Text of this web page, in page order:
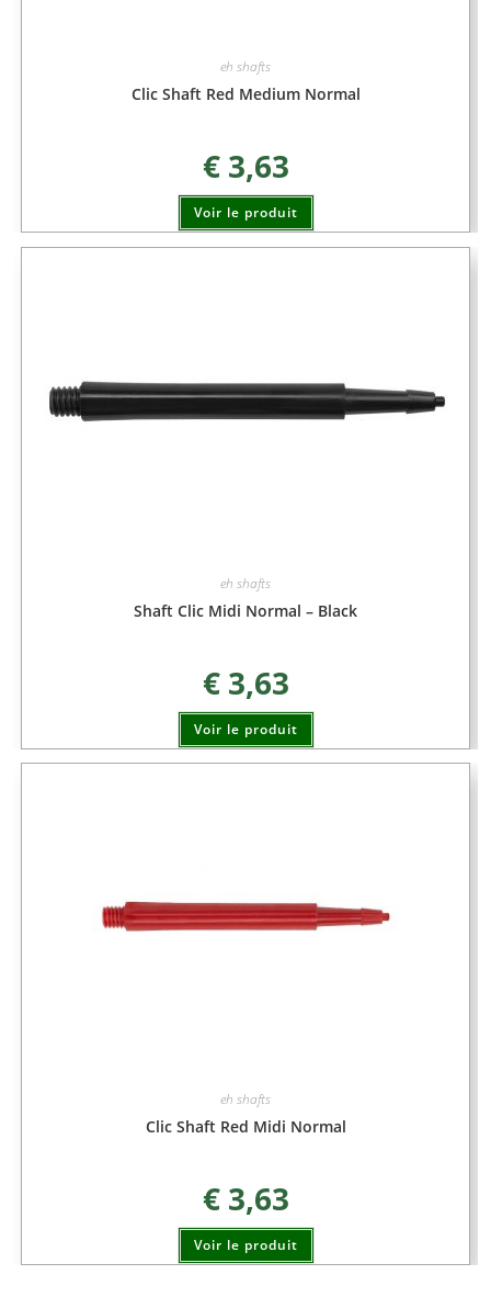
eh shafts
Clic Shaft Red Medium Normal
€3,63
Voir le produit
eh shafts
Shaft Clic Midi Normal – Black
€3,63
Voir le produit
eh shafts
Clic Shaft Red Midi Normal
€3,63
Voir le produit